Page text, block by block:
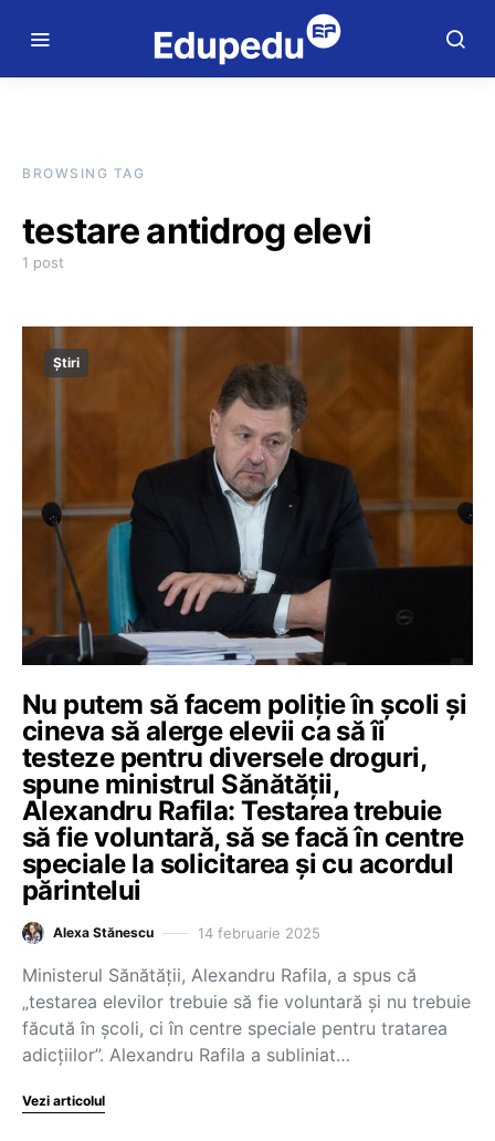
BROWSING TAG
testare antidrog elevi
1 post
Știri
Nu putem să facem poliție în școli și
cineva să alerge elevii ca să îi
testeze pentru diversele droguri,
spune ministrul Sănătății,
Alexandru Rafila: Testarea trebuie
să fie voluntară, să se facă în centre
speciale la solicitarea și cu acordul
părintelui
Alexa Stănescu 14 februarie 2025
Ministerul Sănătății, Alexandru Rafila, a spus că
„testarea elevilor trebuie să fie voluntară și nu trebuie
făcută în școli, ci în centre speciale pentru tratarea
adicțiilor”. Alexandru Rafila a subliniat…
Vezi articolul